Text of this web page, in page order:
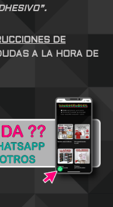
DE
A LA HORA DE